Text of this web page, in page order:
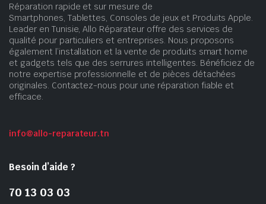
Réparation rapide et sur mesure de
Smartphones, Tablettes, Consoles de jeux et Produits Apple.
Leader en Tunisie, Allo Réparateur offre des services de
qualité pour particuliers et entreprises. Nous proposons
également l’installation et la vente de produits smart home
et gadgets tels que des serrures intelligentes. Bénéficiez de
notre expertise professionnelle et de pièces détachées
originales. Contactez-nous pour une réparation fiable et
efficace.
info@allo-reparateur.tn
Besoin d’aide ?
70 13 03 03